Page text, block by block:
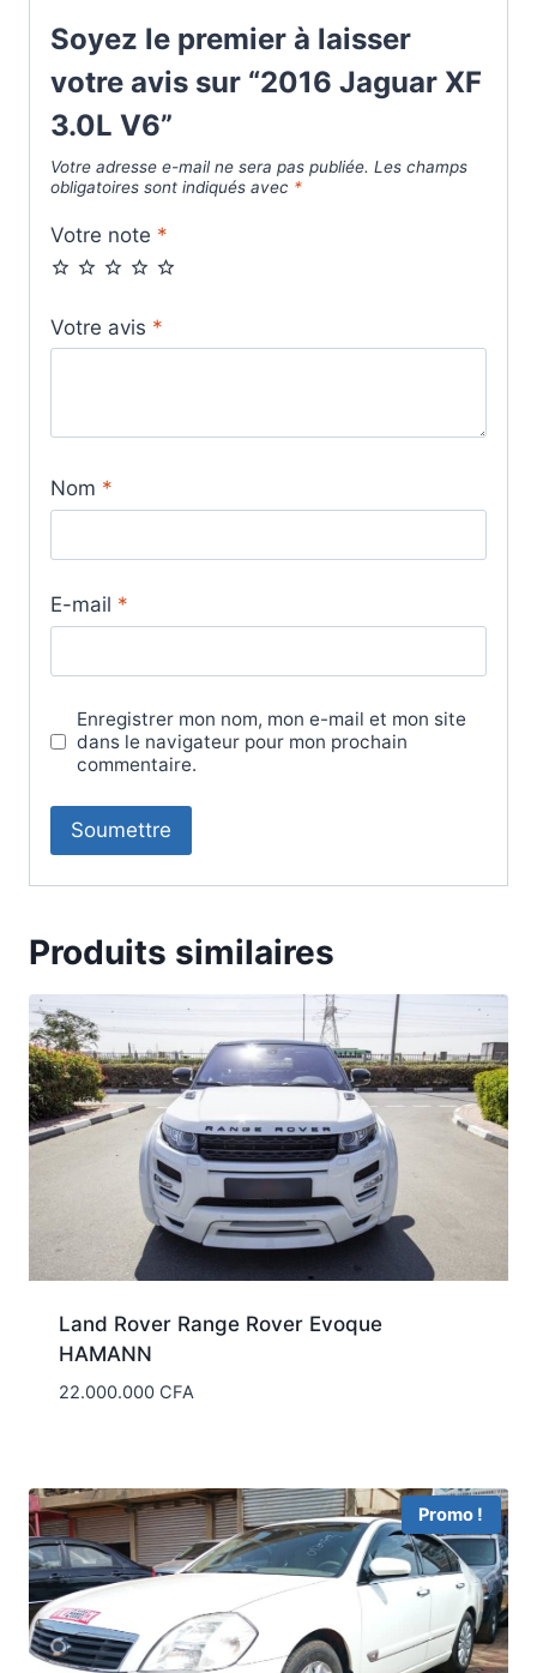
Soyez le premier à laisser
votre avis sur “2016 Jaguar XF
3.0L V6”
Votre adresse e-mail ne sera pas publiée. Les champs
obligatoires sont indiqués avec *
Votre note *
Votre avis *
Nom *
E-mail *
Enregistrer mon nom, mon e-mail et mon site
dans le navigateur pour mon prochain
commentaire.
Produits similaires
Land Rover Range Rover Evoque
HAMANN
22.000.000 CFA
Promo !